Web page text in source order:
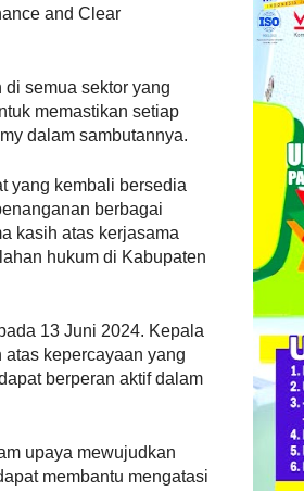
and Clear
semua sektor yang
memastikan setiap
dalam sambutannya.
yang kembali bersedia
berbagai
kasih atas kerjasama
hukum di Kabupaten
13 Juni 2024. Kepala
kepercayaan yang
berperan aktif dalam
upaya mewujudkan
membantu mengatasi